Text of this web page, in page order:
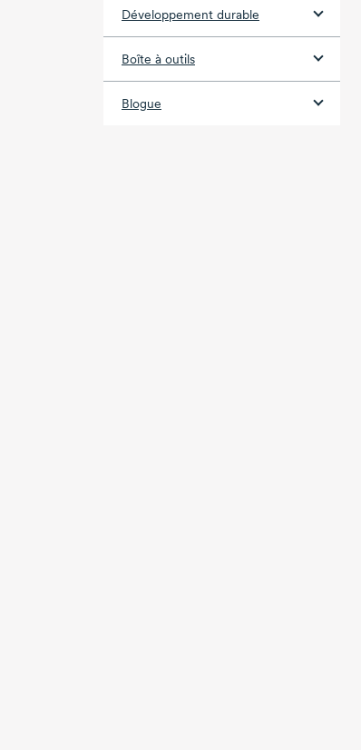
Développement durable
Boîte à outils
Blogue